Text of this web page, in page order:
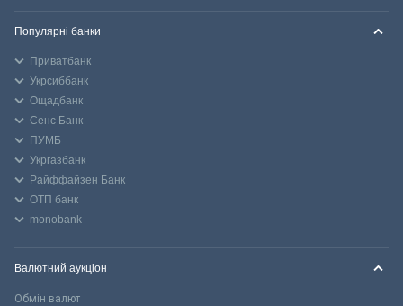
Популярні банки
Приватбанк
Укрсиббанк
Ощадбанк
Сенс Банк
ПУМБ
Укргазбанк
Райффайзен Банк
ОТП банк
monobank
Валютний аукціон
Обмін валют